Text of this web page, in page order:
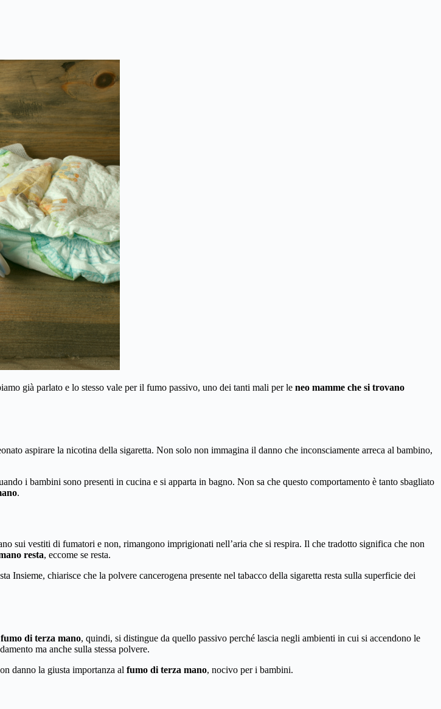
già parlato e lo stesso vale per il fumo passivo, uno dei tanti mali per le neo mamme che si trovano
aspirare la nicotina della sigaretta. Non solo non immagina il danno che inconsciamente arreca al bambino,
i bambini sono presenti in cucina e si apparta in bagno. Non sa che questo comportamento è tanto sbagliato
.
sui vestiti di fumatori e non, rimangono imprigionati nell’aria che si respira. Il che tradotto significa che non
resta, eccome se resta.
Insieme, chiarisce che la polvere cancerogena presente nel tabacco della sigaretta resta sulla superficie dei
di terza mano, quindi, si distingue da quello passivo perché lascia negli ambienti in cui si accendono le
ma anche sulla stessa polvere.
danno la giusta importanza al fumo di terza mano, nocivo per i bambini.